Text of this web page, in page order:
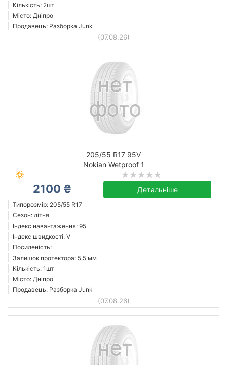
Кількість: 2шт
Місто: Дніпро
Продавець: Разборка Junk
(07.08.26)
205/55 R17 95V
Nokian Wetproof 1
2100 ₴ Детальніше
Типорозмір: 205/55 R17
Сезон: літня
Індекс навантаження: 95
Індекс швидкості: V
Посиленість:
Залишок протектора: 5,5 мм
Кількість: 1шт
Місто: Дніпро
Продавець: Разборка Junk
(07.08.26)